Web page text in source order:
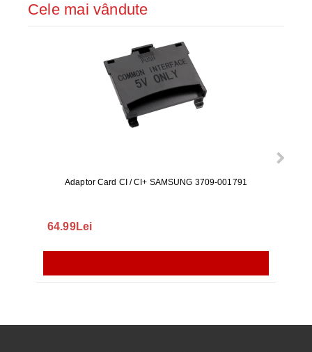
Cele mai vândute
Adaptor Card CI / CI+ SAMSUNG 3709-001791
64.99Lei